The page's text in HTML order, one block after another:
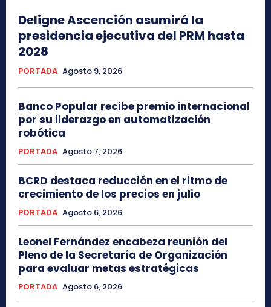
Deligne Ascención asumirá la
presidencia ejecutiva del PRM hasta
2028
PORTADA Agosto 9, 2026
Banco Popular recibe premio internacional
por su liderazgo en automatización
robótica
PORTADA Agosto 7, 2026
BCRD destaca reducción en el ritmo de
crecimiento de los precios en julio
PORTADA Agosto 6, 2026
Leonel Fernández encabeza reunión del
Pleno de la Secretaría de Organización
para evaluar metas estratégicas
PORTADA Agosto 6, 2026